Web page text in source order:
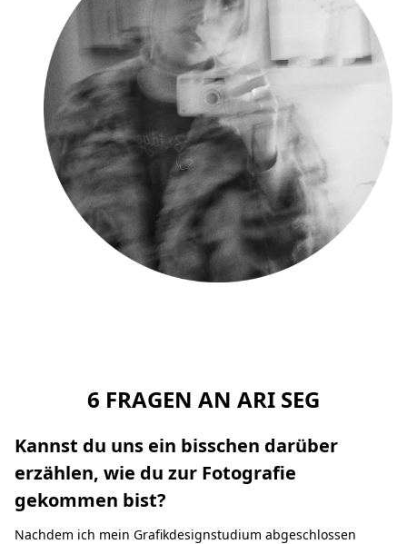
6 FRAGEN AN ARI SEG
Kannst du uns ein bisschen darüber
erzählen, wie du zur Fotografie
gekommen bist?
Nachdem ich mein Grafikdesignstudium abgeschlossen